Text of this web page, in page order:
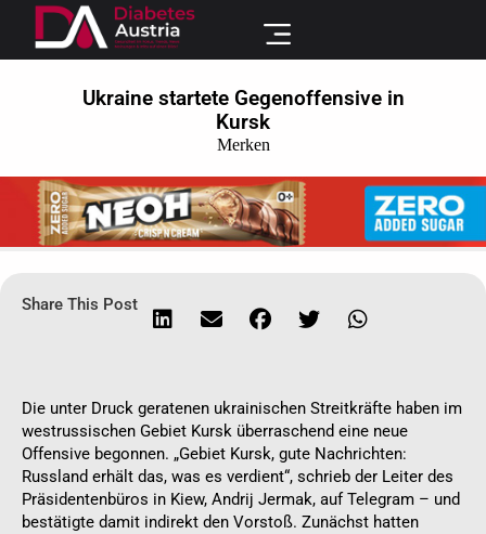
Ukraine startete Gegenoffensive in
Kursk
Merken
Share This Post
Die unter Druck geratenen ukrainischen Streitkräfte haben im
westrussischen Gebiet Kursk überraschend eine neue
Offensive begonnen. „Gebiet Kursk, gute Nachrichten:
Russland erhält das, was es verdient“, schrieb der Leiter des
Präsidentenbüros in Kiew, Andrij Jermak, auf Telegram – und
bestätigte damit indirekt den Vorstoß. Zunächst hatten